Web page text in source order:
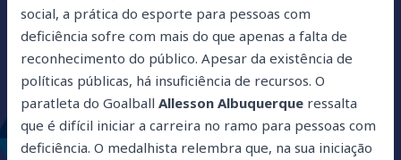
social, a prática do esporte para pessoas com
deficiência sofre com mais do que apenas a falta de
reconhecimento do público. Apesar da existência de
políticas públicas, há insuficiência de recursos. O
paratleta do GoalballAllesson Albuquerque ressalta
que é difícil iniciar a carreira no ramo para pessoas com
deficiência. O medalhista relembra que, na sua iniciação